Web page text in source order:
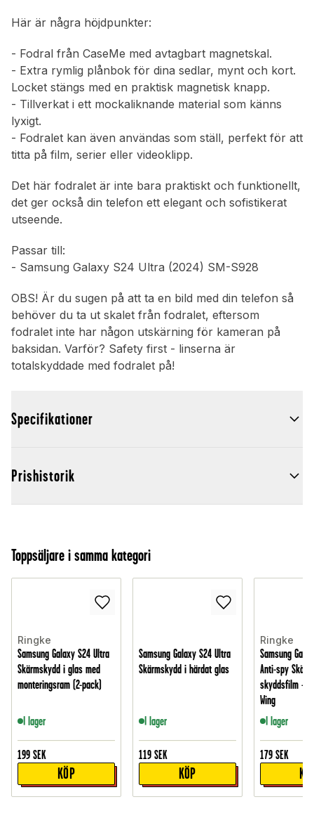
Här är några höjdpunkter:
- Fodral från CaseMe med avtagbart magnetskal.
- Extra rymlig plånbok för dina sedlar, mynt och kort.
Locket stängs med en praktisk magnetisk knapp.
- Tillverkat i ett mockaliknande material som känns
lyxigt.
- Fodralet kan även användas som ställ, perfekt för att
titta på film, serier eller videoklipp.
Det här fodralet är inte bara praktiskt och funktionellt,
det ger också din telefon ett elegant och sofistikerat
utseende.
Passar till:
- Samsung Galaxy S24 Ultra (2024) SM-S928
OBS! Är du sugen på att ta en bild med din telefon så
behöver du ta ut skalet från fodralet, eftersom
fodralet inte har någon utskärning för kameran på
baksidan. Varför? Safety first - linserna är
totalskyddade med fodralet på!
Specifikationer
Prishistorik
Toppsäljare i samma kategori
Ringke
Samsung Galaxy S24 Ultra
Skärmskydd i glas med
monteringsram (2-pack)
I lager
199 SEK
KÖP
Samsung Galaxy S24 Ultra
Skärmskydd i härdat glas
I lager
119 SEK
KÖP
Ringke
Samsung
Anti-spy
skyddsfilm -
Wing
I lager
179 SEK